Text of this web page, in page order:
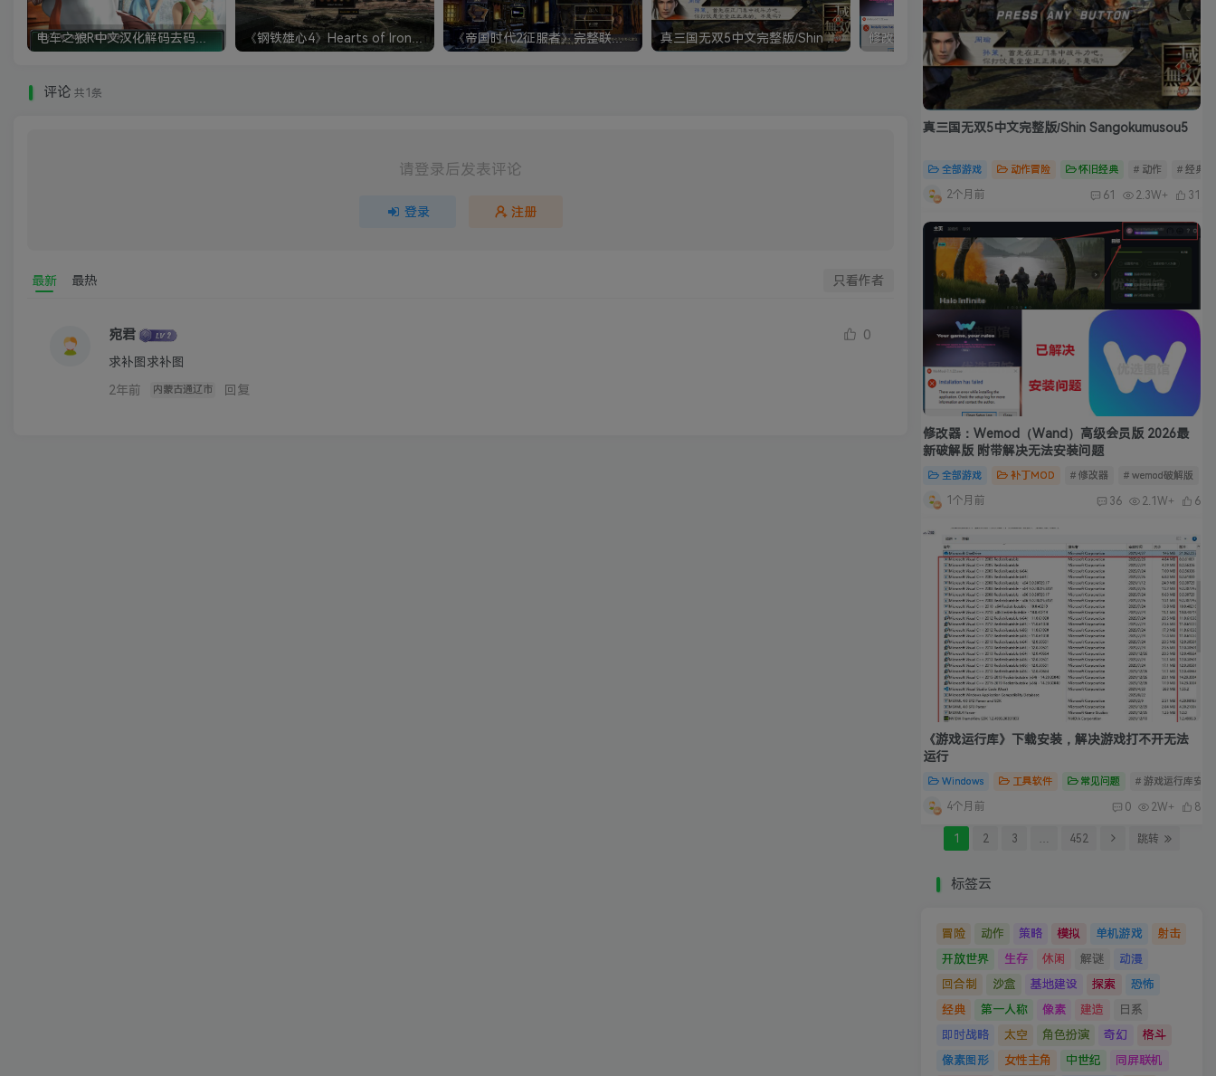
《帝国时代2征服者》完整联机版 支持局域网+对战平台 真三国无双5中文完整版/Shin Sangokumusou5 修改器：Wemod（Wand）高级会员版 2026最新破解版 附带解决无法安装问题
评论 共1条
请登录后发表评论
登录 注册
最新 最热 只看作者
宛君 0
求补图求补图
2年前
内蒙古通辽市 回复
真三国无双5中文完整版/Shin Sangokumusou5
全部游戏 动作冒险 怀旧经典 # 动作 # 经典
2个月前 61 2.3W+ 31
修改器：Wemod（Wand）高级会员版 2026最
新破解版 附带解决无法安装问题
全部游戏 补丁MOD # 修改器 # wemod破解版
1个月前 36 2.1W+ 6
《游戏运行库》下载安装，解决游戏打不开无法
运行
Windows 工具软件 常见问题 # 游戏运行库安装
4个月前 0 2W+ 8
1 2 3 … 452 跳转
标签云
冒险 动作 策略 模拟 单机游戏
射击
开放世界
生存 休闲 解谜
动漫
回合制
沙盒 基地建设 探索
恐怖
经典
第一人称 像素 建造
日系
即时战略
太空 角色扮演 奇幻
格斗
像素图形
女性主角 中世纪 同屏联机